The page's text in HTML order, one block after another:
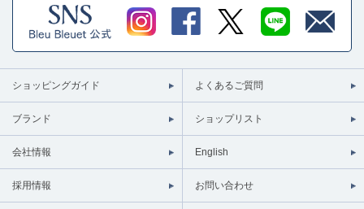
ショッピングガイド よくあるご質問
ブランド ショップリスト
会社情報 English
採用情報 お問い合わせ